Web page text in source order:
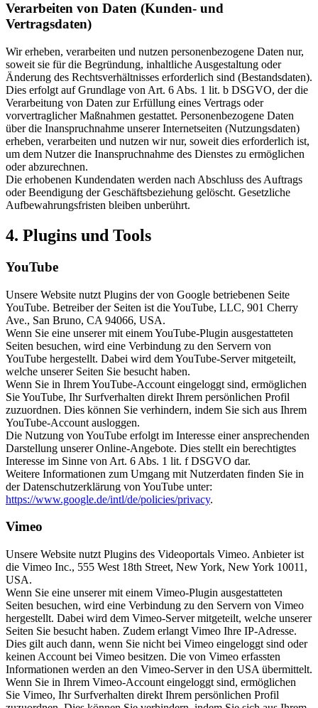
Verarbeiten von Daten (Kunden- und
Vertragsdaten)
Wir erheben, verarbeiten und nutzen personenbezogene Daten nur,
soweit sie für die Begründung, inhaltliche Ausgestaltung oder
Änderung des Rechtsverhältnisses erforderlich sind (Bestandsdaten).
Dies erfolgt auf Grundlage von Art. 6 Abs. 1 lit. b DSGVO, der die
Verarbeitung von Daten zur Erfüllung eines Vertrags oder
vorvertraglicher Maßnahmen gestattet. Personenbezogene Daten
über die Inanspruchnahme unserer Internetseiten (Nutzungsdaten)
erheben, verarbeiten und nutzen wir nur, soweit dies erforderlich ist,
um dem Nutzer die Inanspruchnahme des Dienstes zu ermöglichen
oder abzurechnen.
Die erhobenen Kundendaten werden nach Abschluss des Auftrags
oder Beendigung der Geschäftsbeziehung gelöscht. Gesetzliche
Aufbewahrungsfristen bleiben unberührt.
4. Plugins und Tools
YouTube
Unsere Website nutzt Plugins der von Google betriebenen Seite
YouTube. Betreiber der Seiten ist die YouTube, LLC, 901 Cherry
Ave., San Bruno, CA 94066, USA.
Wenn Sie eine unserer mit einem YouTube-Plugin ausgestatteten
Seiten besuchen, wird eine Verbindung zu den Servern von
YouTube hergestellt. Dabei wird dem YouTube-Server mitgeteilt,
welche unserer Seiten Sie besucht haben.
Wenn Sie in Ihrem YouTube-Account eingeloggt sind, ermöglichen
Sie YouTube, Ihr Surfverhalten direkt Ihrem persönlichen Profil
zuzuordnen. Dies können Sie verhindern, indem Sie sich aus Ihrem
YouTube-Account ausloggen.
Die Nutzung von YouTube erfolgt im Interesse einer ansprechenden
Darstellung unserer Online-Angebote. Dies stellt ein berechtigtes
Interesse im Sinne von Art. 6 Abs. 1 lit. f DSGVO dar.
Weitere Informationen zum Umgang mit Nutzerdaten finden Sie in
der Datenschutzerklärung von YouTube unter:
https://www.google.de/intl/de/policies/privacy.
Vimeo
Unsere Website nutzt Plugins des Videoportals Vimeo. Anbieter ist
die Vimeo Inc., 555 West 18th Street, New York, New York 10011,
USA.
Wenn Sie eine unserer mit einem Vimeo-Plugin ausgestatteten
Seiten besuchen, wird eine Verbindung zu den Servern von Vimeo
hergestellt. Dabei wird dem Vimeo-Server mitgeteilt, welche unserer
Seiten Sie besucht haben. Zudem erlangt Vimeo Ihre IP-Adresse.
Dies gilt auch dann, wenn Sie nicht bei Vimeo eingeloggt sind oder
keinen Account bei Vimeo besitzen. Die von Vimeo erfassten
Informationen werden an den Vimeo-Server in den USA übermittelt.
Wenn Sie in Ihrem Vimeo-Account eingeloggt sind, ermöglichen
Sie Vimeo, Ihr Surfverhalten direkt Ihrem persönlichen Profil